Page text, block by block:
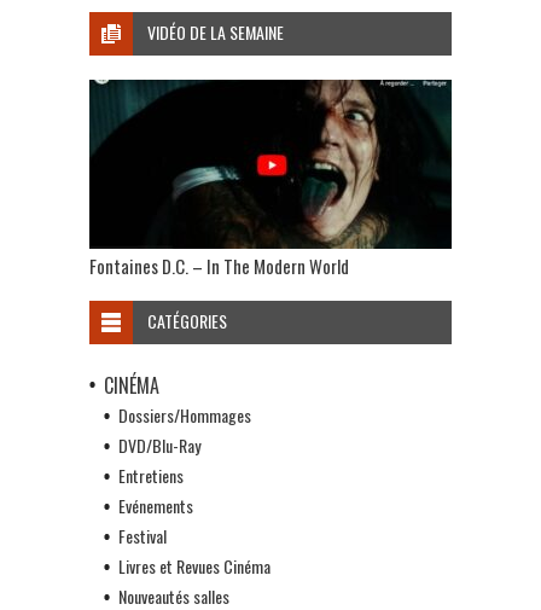
VIDÉO DE LA SEMAINE
Fontaines D.C. – In The Modern World
CATÉGORIES
CINÉMA
Dossiers/Hommages
DVD/Blu-Ray
Entretiens
Evénements
Festival
Livres et Revues Cinéma
Nouveautés salles